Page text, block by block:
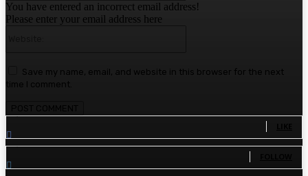
You have entered an incorrect email address!
Please enter your email address here
Save my name, email, and website in this browser for the next
time I comment.